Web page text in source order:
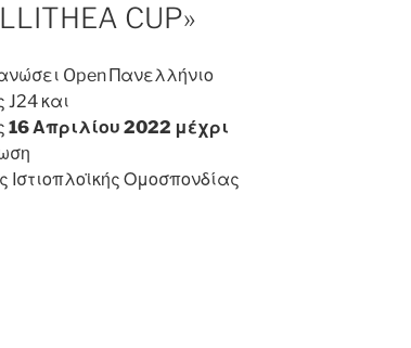
CUP»
Open Πανελλήνιο
και
16 Απριλίου 2022 μέχρι
Ιστιοπλοϊκής Ομοσπονδίας